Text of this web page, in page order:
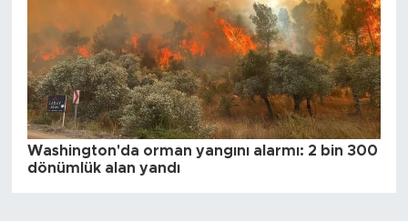
Washington'da orman yangını alarmı: 2 bin 300
dönümlük alan yandı